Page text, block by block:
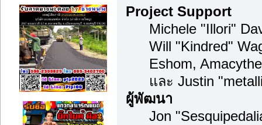
Project Support
Michele "Illori"
Will "Kindred"
Eshom,
และ Justin
ผู้พัฒนา
Jon